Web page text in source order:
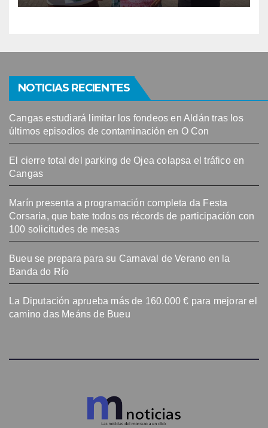
NOTICIAS RECIENTES
Cangas estudiará limitar los fondeos en Aldán tras los
últimos episodios de contaminación en O Con
El cierre total del parking de Ojea colapsa el tráfico en
Cangas
Marín presenta a programación completa da Festa
Corsaria, que bate todos os récords de participación con
100 solicitudes de mesas
Bueu se prepara para su Carnaval de Verano en la
Banda do Río
La Diputación aprueba más de 160.000 € para mejorar el
camino das Meáns de Bueu